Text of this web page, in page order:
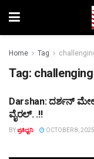
Home Tag
Tag:
TOP STORY
Darshan: ದರ್ಶನ್‌
ವೈರಲ್.‌ .!!
BYಪ್ರತಿಧ್ವನಿ OCTOBER 8, 2025